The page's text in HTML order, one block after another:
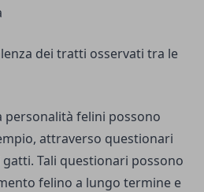
dei tratti osservati tra le
felini possono
attraverso questionari
Tali questionari possono
felino a lungo termine e